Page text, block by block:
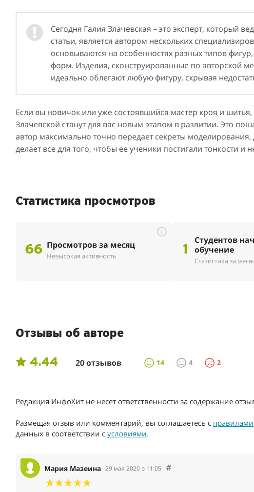
Сегодня Галия Злачевская – это эксперт, который
статьи, является автором нескольких
основываются на особенностях разных типов
форм. Изделия, сконструированные по авторской
идеально облегают любую фигуру, скрывая
Если вы новичок или уже состоявшийся мастер кроя и
Злачевской станут для вас новым этапом в развитии. Это
автор максимально точно передает секреты
делает все для того, чтобы ее ученики постигали тонкости
Статистика просмотров
66 Просмотров за месяц
Невысокая активность
i
1
Студентов
обучение
Статистика за
Отзывы об авторе
4.44 20 отзывов 14 4 2
Редакция ИнфоХит не несет ответственности за содержание
Размещая отзыв или комментарий, вы соглашаетесь с правилами
данных в соответствии с условиями.
Мария Мазеина 29 мая 2020 в 11:05